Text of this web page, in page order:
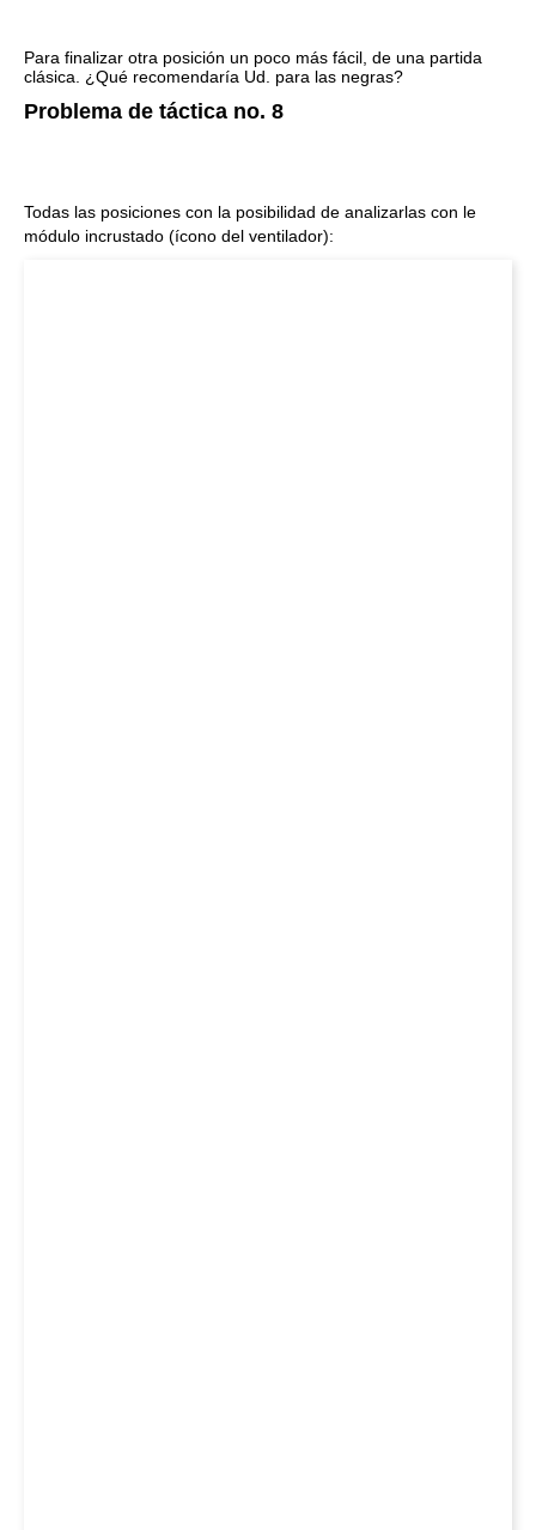
Para finalizar otra posición un poco más fácil, de una partida
clásica. ¿Qué recomendaría Ud. para las negras?
Problema de táctica no. 8
Todas las posiciones con la posibilidad de analizarlas con le
módulo incrustado (ícono del ventilador):